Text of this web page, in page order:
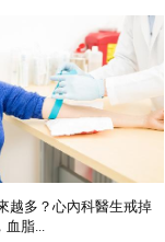
越多？心內科醫生戒掉
血脂...